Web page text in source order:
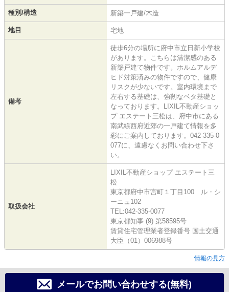
種別/構造 新築一戸建/木造
地目 宅地
備考
徒歩6分の場所に府中市立日新小学校
があります。こちらは清潔感のある
新築戸建て物件です。ホルムアルデ
ヒド対策済みの物件ですので、健康
リスクが少ないです。室内環境まで
左右する基礎は、強靭なベタ基礎と
なっております。LIXIL不動産ショッ
プ エステート三松は、府中市にある
南武線西府近郊の一戸建て情報を多
彩にご案内しております。042-335-0
077に、遠慮なくお問い合わせ下さ
い。
取扱会社
LIXIL不動産ショップ エステート三
松
東京都府中市宮町１丁目100 ル・シ
ーニュ102
TEL:042-335-0077
東京都知事 (9) 第58595号
賃貸住宅管理業者登録番号 国土交通
大臣（01）006988号
情報の見方
メールでお問い合わせする(無料)